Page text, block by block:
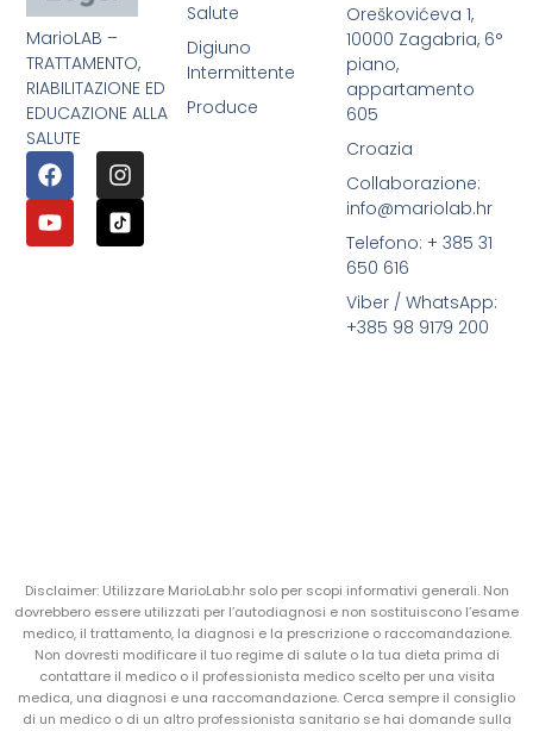
MarioLAB –
TRATTAMENTO,
RIABILITAZIONE ED
EDUCAZIONE ALLA
SALUTE
Salute
Digiuno
Intermittente
Produce
Oreškovićeva 1,
10000 Zagabria, 6°
piano,
appartamento
605
Croazia
Collaborazione:
info@mariolab.hr
Telefono: + 385 31
650 616
Viber / WhatsApp:
+385 98 9179 200
Disclaimer: Utilizzare MarioLab.hr solo per scopi informativi generali. Non
dovrebbero essere utilizzati per l’autodiagnosi e non sostituiscono l’esame
medico, il trattamento, la diagnosi e la prescrizione o raccomandazione.
Non dovresti modificare il tuo regime di salute o la tua dieta prima di
contattare il medico o il professionista medico scelto per una visita
medica, una diagnosi e una raccomandazione. Cerca sempre il consiglio
di un medico o di un altro professionista sanitario se hai domande sulla